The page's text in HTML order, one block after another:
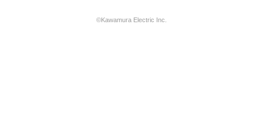
©Kawamura Electric Inc.